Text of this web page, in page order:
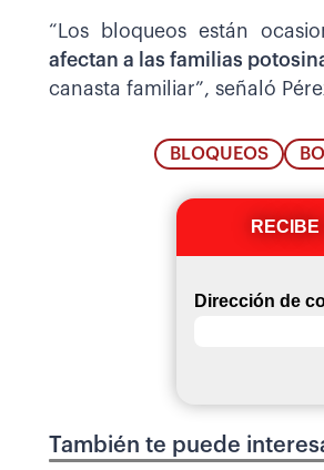
“Los bloqueos están
afectan a las familias
canasta familiar”, señaló
BLOQUEOS
Dirección de
También te puede